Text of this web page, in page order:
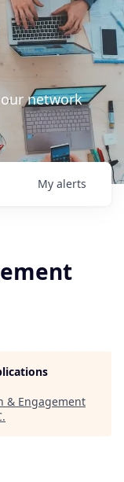
network
My alerts
& Engagement
.